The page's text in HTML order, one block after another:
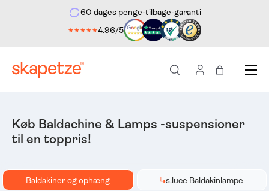
til indholdet 60 dages penge-tilbage-garanti
★★★★★4.96/5
Søg
Log ind
Menu
Køb Baldachine & Lamps -suspensioner
til en toppris!
Baldakiner og ophæng s.luce Baldakinlampe